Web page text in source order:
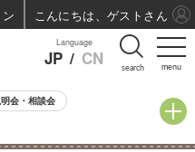
menu
Language
JP / CN search
会・相談会
こんにちは、ゲストさん